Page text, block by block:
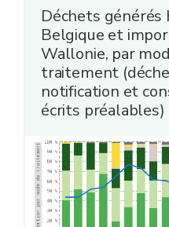
surface et du revêtement
matériaux, et de
ferreux
Déchets générés
Belgique et
Wallonie, par
traitement
notification et
écrits préalables)